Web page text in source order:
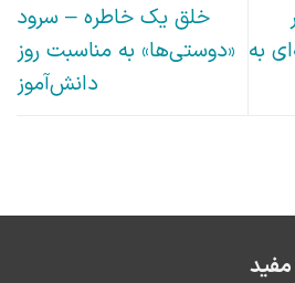
به
خلق یک خاطره – سرود
«دوستی‌ها» به مناسبت روز
دانش‌آموز